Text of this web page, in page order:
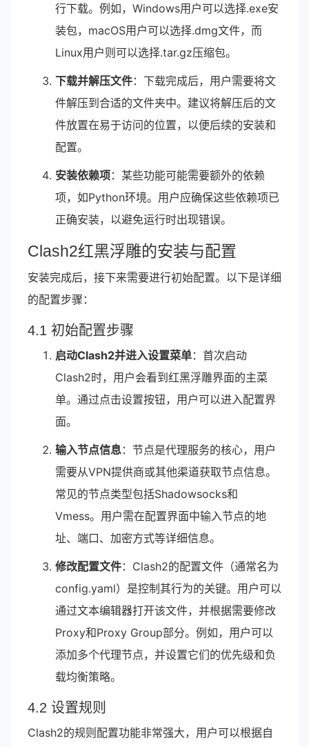
行下载。例如，Windows用户可以选择.exe安
装包，macOS用户可以选择.dmg文件，而
Linux用户则可以选择.tar.gz压缩包。
下载并解压文件：下载完成后，用户需要将文
件解压到合适的文件夹中。建议将解压后的文
件放置在易于访问的位置，以便后续的安装和
配置。
安装依赖项：某些功能可能需要额外的依赖
项，如Python环境。用户应确保这些依赖项已
正确安装，以避免运行时出现错误。
Clash2红黑浮雕的安装与配置
安装完成后，接下来需要进行初始配置。以下是详细
的配置步骤：
4.1 初始配置步骤
启动Clash2并进入设置菜单：首次启动
Clash2时，用户会看到红黑浮雕界面的主菜
单。通过点击设置按钮，用户可以进入配置界
面。
输入节点信息：节点是代理服务的核心，用户
需要从VPN提供商或其他渠道获取节点信息。
常见的节点类型包括Shadowsocks和
Vmess。用户需在配置界面中输入节点的地
址、端口、加密方式等详细信息。
修改配置文件：Clash2的配置文件（通常名为
config.yaml）是控制其行为的关键。用户可以
通过文本编辑器打开该文件，并根据需要修改
Proxy和Proxy Group部分。例如，用户可以
添加多个代理节点，并设置它们的优先级和负
载均衡策略。
4.2 设置规则
Clash2的规则配置功能非常强大，用户可以根据自